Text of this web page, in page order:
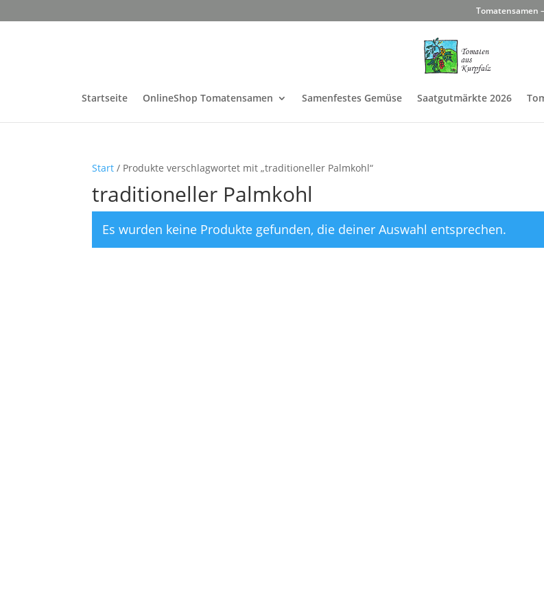
Tomatensamen
Startseite OnlineShop Tomatensamen Samenfestes Gemüse Saatgutmärkte 2026
Start / Produkte verschlagwortet mit „traditioneller Palmkohl“
traditioneller Palmkohl
Es wurden keine Produkte gefunden, die deiner Auswahl entsprechen.